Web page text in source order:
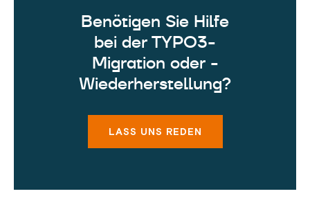
Benötigen Sie Hilfe
bei der TYPO3-
Migration oder -
Wiederherstellung?
LASS UNS REDEN